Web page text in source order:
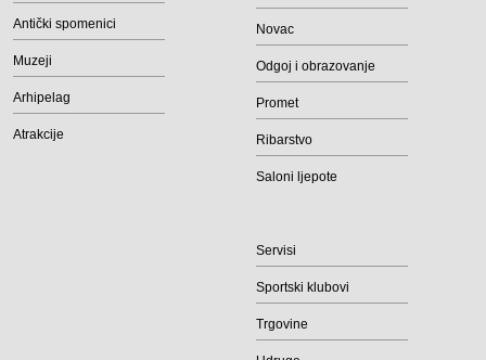
Antički spomenici
Muzeji
Arhipelag
Atrakcije
Novac
Odgoj i obrazovanje
Promet
Ribarstvo
Saloni ljepote
Servisi
Sportski klubovi
Trgovine